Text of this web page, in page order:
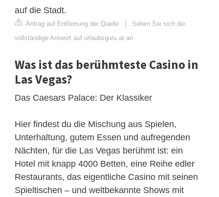
auf die Stadt.
Antrag auf Entfernung der Quelle
Sehen Sie sich die
vollständige Antwort auf urlaubsguru.at an
Was ist das berühmteste Casino in
Las Vegas?
Das Caesars Palace: Der Klassiker
Hier findest du die Mischung aus Spielen,
Unterhaltung, gutem Essen und aufregenden
Nächten, für die Las Vegas berühmt ist: ein
Hotel mit knapp 4000 Betten, eine Reihe edler
Restaurants, das eigentliche Casino mit seinen
Spieltischen – und weltbekannte Shows mit